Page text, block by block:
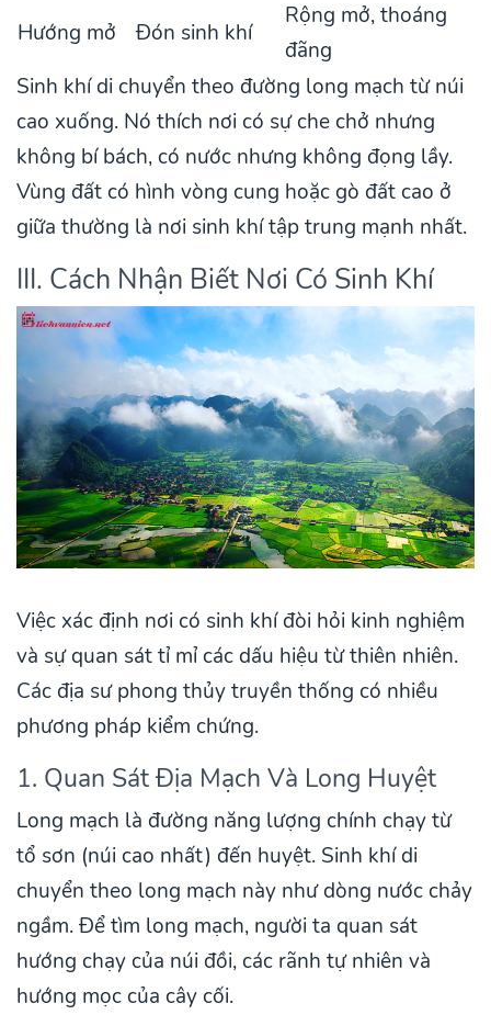
Hướng mở
Đón sinh khí
Rộng mở, thoáng
đãng
Sinh khí di chuyển theo đường long mạch từ núi
cao xuống. Nó thích nơi có sự che chở nhưng
không bí bách, có nước nhưng không đọng lầy.
Vùng đất có hình vòng cung hoặc gò đất cao ở
giữa thường là nơi sinh khí tập trung mạnh nhất.
III. Cách Nhận Biết Nơi Có Sinh Khí
Việc xác định nơi có sinh khí đòi hỏi kinh nghiệm
và sự quan sát tỉ mỉ các dấu hiệu từ thiên nhiên.
Các địa sư phong thủy truyền thống có nhiều
phương pháp kiểm chứng.
1. Quan Sát Địa Mạch Và Long Huyệt
Long mạch là đường năng lượng chính chạy từ
tổ sơn (núi cao nhất) đến huyệt. Sinh khí di
chuyển theo long mạch này như dòng nước chảy
ngầm. Để tìm long mạch, người ta quan sát
hướng chạy của núi đồi, các rãnh tự nhiên và
hướng mọc của cây cối.